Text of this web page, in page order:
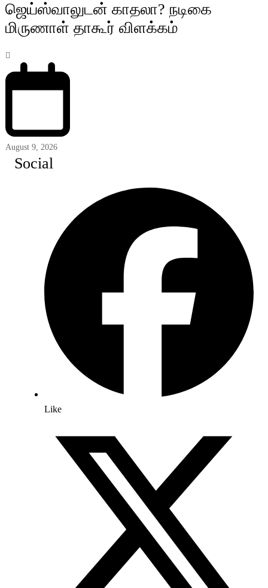
ஜெய்ஸ்வாலுடன் காதலா? நடிகை
மிருணாள் தாகூர் விளக்கம்
August 9, 2026
Social
Like